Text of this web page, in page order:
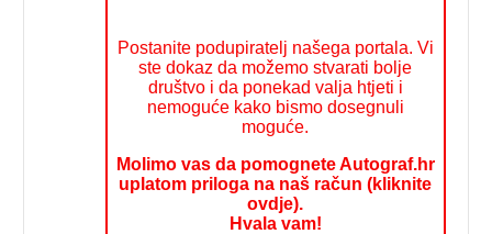
Postanite podupiratelj našega portala. Vi
ste dokaz da možemo stvarati bolje
društvo i da ponekad valja htjeti i
nemoguće kako bismo dosegnuli
moguće.
Molimo vas da pomognete Autograf.hr
uplatom priloga na naš račun (kliknite
ovdje).
Hvala vam!